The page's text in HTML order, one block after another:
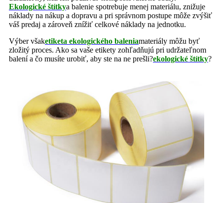
Ekologické štítkya balenie spotrebuje menej materiálu, znižuje
náklady na nákup a dopravu a pri správnom postupe môže zvýšiť
váš predaj a zároveň znížiť celkové náklady na jednotku.
Výber všaketiketa ekologického baleniamateriály môžu byť
zložitý proces. Ako sa vaše etikety zohľadňujú pri udržateľnom
balení a čo musíte urobiť, aby ste na ne prešli?ekologické štítky?